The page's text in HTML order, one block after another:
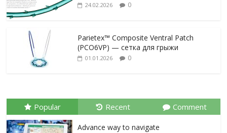
24.02.2026 0
Parietex™ Composite Ventral Patch
(PCO6VP) — сетка для грыжи
01.01.2026 0
Popular Recent Comment
Advance way to navigate